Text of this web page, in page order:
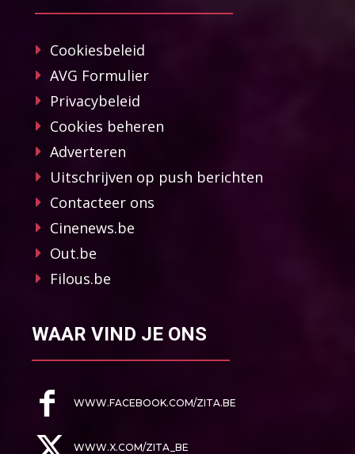
Cookiesbeleid
AVG Formulier
Privacybeleid
Cookies beheren
Adverteren
Uitschrijven op push berichten
Contacteer ons
Cinenews.be
Out.be
Filous.be
WAAR VIND JE ONS
WWW.FACEBOOK.COM/ZITA.BE
WWW.X.COM/ZITA_BE